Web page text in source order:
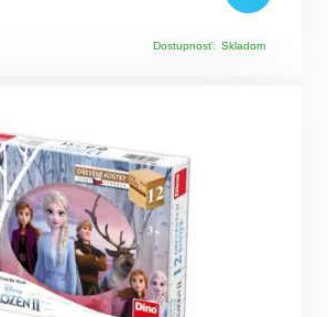
Dostupnosť: Skladom